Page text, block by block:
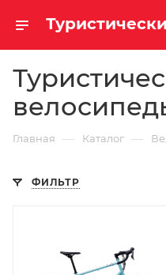
Главная — Каталог —
ФИЛЬТР